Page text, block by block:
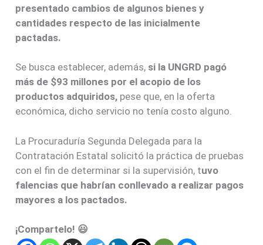
presentado cambios de algunos bienes y
cantidades respecto de las inicialmente
pactadas.
Se busca establecer, además, si la UNGRD pagó
más de $93 millones por el acopio de los
productos adquiridos, pese que, en la oferta
económica, dicho servicio no tenía costo alguno.
La Procuraduría Segunda Delegada para la
Contratación Estatal solicitó la práctica de pruebas
con el fin de determinar si la supervisión, tuvo
falencias que habrían conllevado a realizar pagos
mayores a los pactados.
¡Compartelo! 😃